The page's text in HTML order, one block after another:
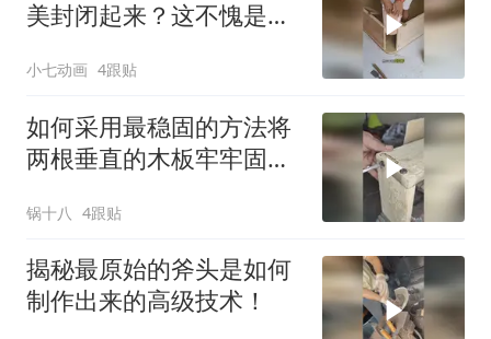
美封闭起来？这不愧是老
小七动画 4跟贴
如何采用最稳固的方法将
两根垂直的木板牢牢固定
锅十八 4跟贴
揭秘最原始的斧头是如何
制作出来的高级技术！